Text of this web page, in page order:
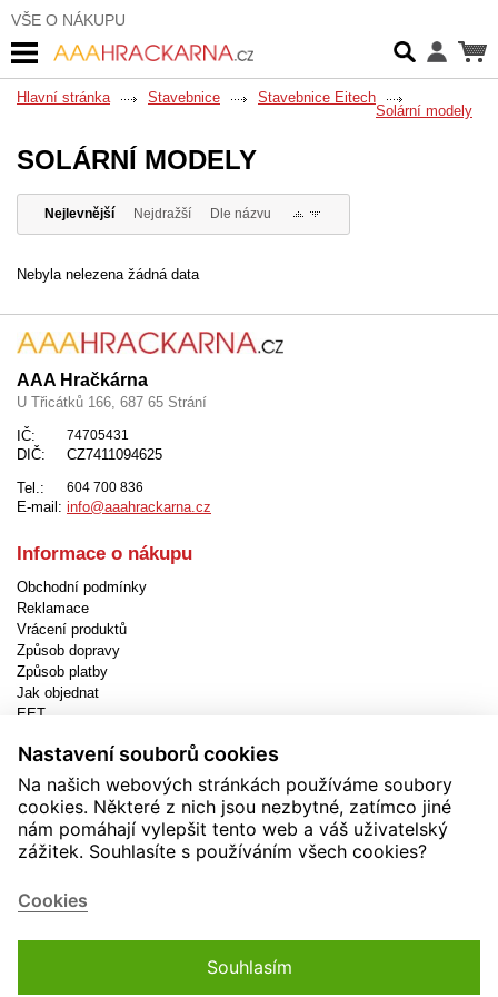
VŠE O NÁKUPU
Hlavní stránka Stavebnice
Stavebnice Eitech
Solární modely
SOLÁRNÍ MODELY
Nejlevnější Nejdražší Dle názvu
Nebyla nelezena žádná data
AAA Hračkárna
U Třicátků 166, 687 65 Strání
IČ:
74705431
DIČ:
CZ7411094625
Tel.:
604 700 836
E-mail: info@aaahrackarna.cz
Informace o nákupu
Obchodní podmínky
Reklamace
Vrácení produktů
Způsob dopravy
Způsob platby
Jak objednat
EET
Užitečné informace
Novinky
Akční produkty
Kontakty
Soutěže
Nastavení souborů cookies
Na našich webových stránkách používáme soubory
cookies. Některé z nich jsou nezbytné, zatímco jiné
nám pomáhají vylepšit tento web a váš uživatelský
zážitek. Souhlasíte s používáním všech cookies?
Cookies
Souhlasím